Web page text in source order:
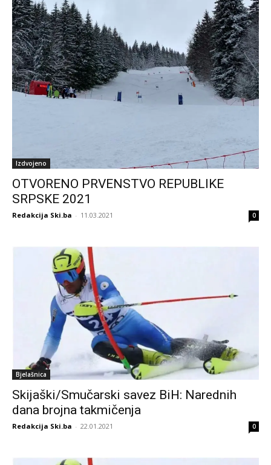
Izdvojeno
OTVORENO PRVENSTVO REPUBLIKE
SRPSKE 2021
Redakcija Ski.ba - 11.03.2021 0
Bjelašnica
Skijaški/Smučarski savez BiH: Narednih
dana brojna takmičenja
Redakcija Ski.ba - 22.01.2021 0